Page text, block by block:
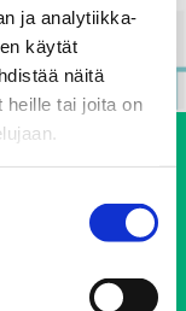
ja analytiikka-
käytät
näitä
heille tai joita on